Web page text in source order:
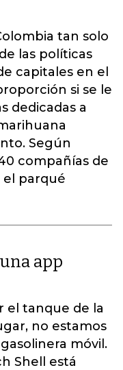
tan solo
las políticas
capitales en el
si se le
dedicadas a
Según
compañías de
parqué
app
el tanque de la
no estamos
móvil.
Shell está